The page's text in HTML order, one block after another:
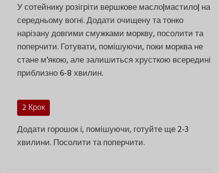
У сотейнику розігріти вершкове масло|мастило| на
середньому вогні. Додати очищену та тонко
нарізану довгими смужками моркву, посолити та
поперчити. Готувати, помішуючи, поки морква не
стане м'якою, але залишиться хрусткою всередині
приблизно 6-8 хвилин.
2 Крок
Додати горошок і, помішуючи, готуйте ще 2-3
хвилини. Посолити та поперчити.